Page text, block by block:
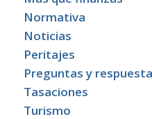
Normativa
Noticias
Peritajes
Preguntas y
Tasaciones
Turismo